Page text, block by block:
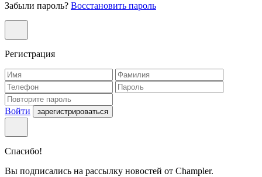
Забыли пароль? Восстановить пароль
Регистрация
Войти зарегистрироваться
Спасибо!
Вы подписались на рассылку новостей от Champler.